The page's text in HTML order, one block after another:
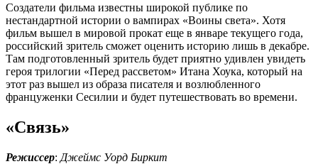
Создатели фильма известны широкой публике по
нестандартной истории о вампирах «Воины света». Хотя
фильм вышел в мировой прокат еще в январе текущего года,
российский зритель сможет оценить историю лишь в декабре.
Там подготовленный зритель будет приятно удивлен увидеть
героя трилогии «Перед рассветом» Итана Хоука, который на
этот раз вышел из образа писателя и возлюбленного
француженки Сесилии и будет путешествовать во времени.
«Связь»
Режиссер: Джеймс Уорд Биркит